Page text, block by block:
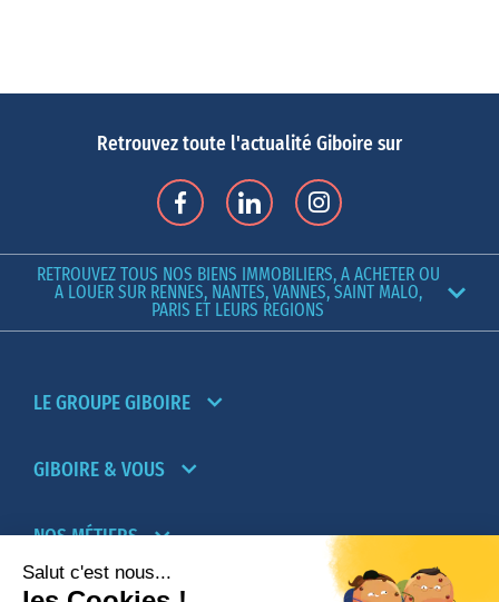
Retrouvez toute l'actualité Giboire sur
RETROUVEZ TOUS NOS BIENS IMMOBILIERS, A ACHETER OU
A LOUER SUR RENNES, NANTES, VANNES, SAINT MALO,
PARIS ET LEURS REGIONS
LE GROUPE GIBOIRE
GIBOIRE & VOUS
NOS MÉTIERS